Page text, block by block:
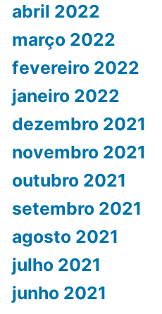
abril 2022
março 2022
fevereiro 2022
janeiro 2022
dezembro 2021
novembro 2021
outubro 2021
setembro 2021
agosto 2021
julho 2021
junho 2021